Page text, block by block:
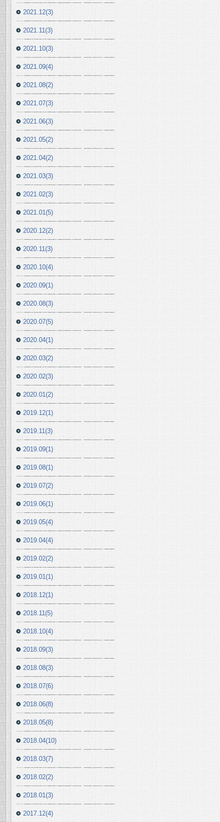
2021.12(3)
2021.11(3)
2021.10(3)
2021.09(4)
2021.08(2)
2021.07(3)
2021.06(3)
2021.05(2)
2021.04(2)
2021.03(3)
2021.02(3)
2021.01(5)
2020.12(2)
2020.11(3)
2020.10(4)
2020.09(1)
2020.08(3)
2020.07(5)
2020.04(1)
2020.03(2)
2020.02(3)
2020.01(2)
2019.12(1)
2019.11(3)
2019.09(1)
2019.08(1)
2019.07(2)
2019.06(1)
2019.05(4)
2019.04(4)
2019.02(2)
2019.01(1)
2018.12(1)
2018.11(5)
2018.10(4)
2018.09(3)
2018.08(3)
2018.07(6)
2018.06(8)
2018.05(8)
2018.04(10)
2018.03(7)
2018.02(2)
2018.01(3)
2017.12(4)